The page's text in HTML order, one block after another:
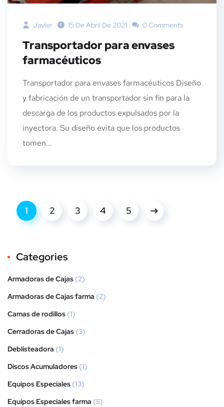
Javier 15 De Abril De 2021 0 Comments
Transportador para envases
farmacéuticos
Transportador para envases farmacéuticos Diseño
y fabricación de un transportador sin fin para la
descarga de los productos expulsados por la
inyectora. Su diseño evita que los productos
tomen...
1 2 3 4 5
Categories
Armadoras de Cajas (2)
Armadoras de Cajas farma (2)
Camas de rodillos (1)
Cerradoras de Cajas (3)
Deblisteadora (1)
Discos Acumuladores (1)
Equipos Especiales (13)
Equipos Especiales farma (5)